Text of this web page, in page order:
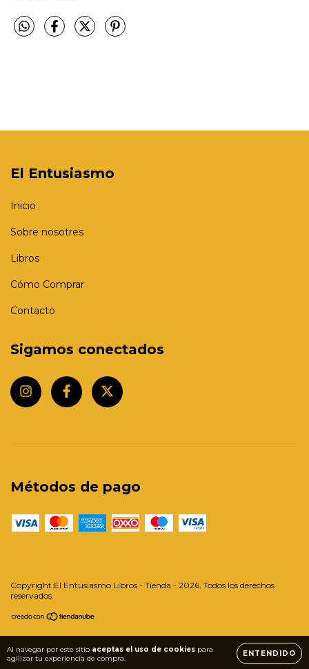
Al navegar por este sitio aceptas el uso de cookies para
agilizar tu experiencia de compra.
ENTENDIDO
El Entusiasmo
Inicio
Sobre nosotres
Libros
Cómo Comprar
Contacto
Sigamos conectados
Métodos de pago
Copyright El Entusiasmo Libros - Tienda - 2026. Todos los derechos
reservados.